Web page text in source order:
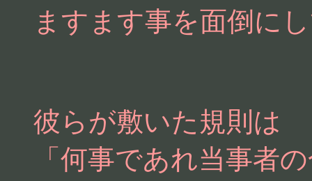
ますます事を面倒に
彼らが敷いた規則は
「何事であれ当事者